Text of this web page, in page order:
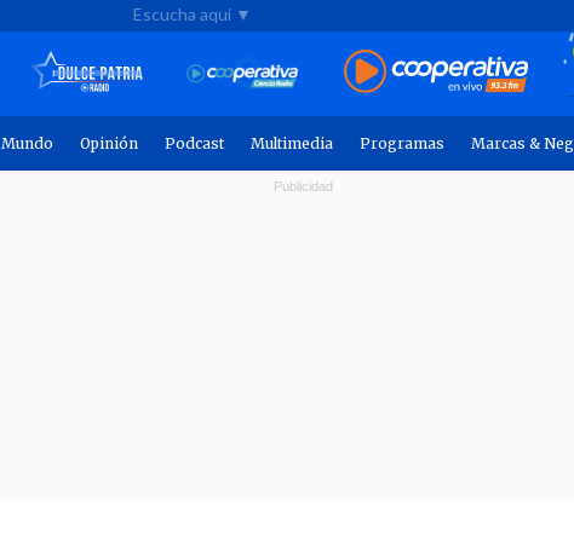
Escucha aquí ▼
Mundo Opinión Podcast Multimedia Programas Marcas &